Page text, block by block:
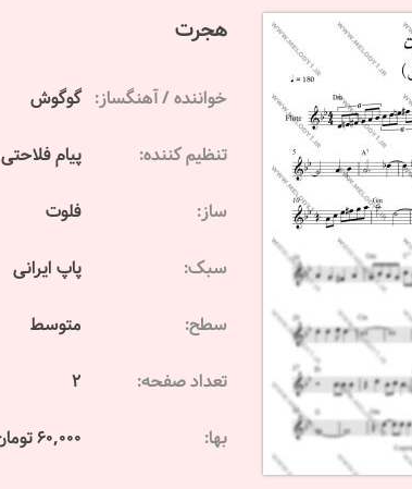
هجرت
خواننده / آهنگساز: گوگوش
تنظیم کننده: پیام فلاحتی
ساز: فلوت
سبک: پاپ ایرانی
سطح: متوسط
تعداد صفحه: 2
بها: 60,000 تومان